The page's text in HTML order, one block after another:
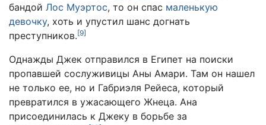
бандой Лос Муэртос, то он спас маленькую
девочку, хоть и упустил шанс догнать
преступников.[9]
Однажды Джек отправился в Египет на поиски
пропавшей сослуживицы Аны Амари. Там он нашел
не только ее, но и Габриэля Рейеса, который
превратился в ужасающего Жнеца. Ана
присоединилась к Джеку в борьбе за